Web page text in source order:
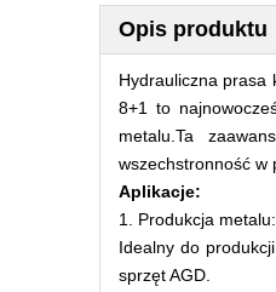
Opis produktu
Hydrauliczna prasa
8+1 to
metalu.Ta
wszechstronność w
Aplikacje:
1. Produkcja metalu:
Idealny do
sprzęt AGD.